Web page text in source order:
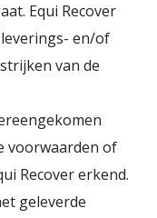
Equi Recover
en/of
van de
voorwaarden of
Recover erkend.
geleverde